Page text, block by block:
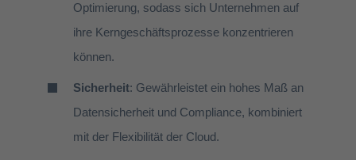
Optimierung, sodass sich Unternehmen auf
ihre Kerngeschäftsprozesse konzentrieren
können.
Sicherheit: Gewährleistet ein hohes Maß an
Datensicherheit und Compliance, kombiniert
mit der Flexibilität der Cloud.